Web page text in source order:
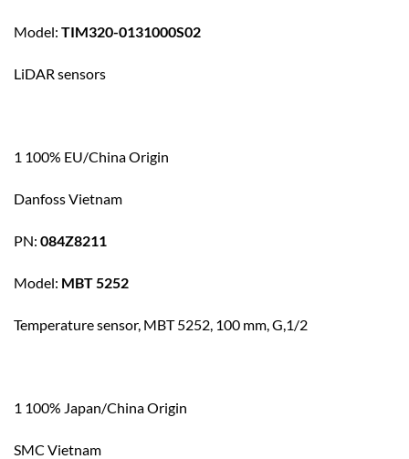
Model: TIM320-0131000S02
LiDAR sensors
1 100% EU/China Origin
Danfoss Vietnam
PN: 084Z8211
Model: MBT 5252
Temperature sensor, MBT 5252, 100 mm, G,1/2
1 100% Japan/China Origin
SMC Vietnam